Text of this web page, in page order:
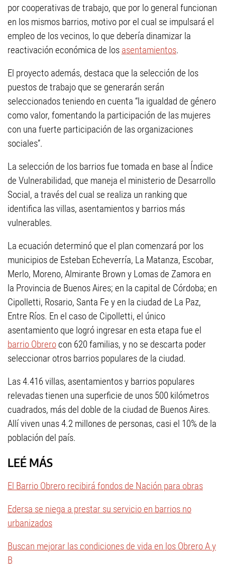
por cooperativas de trabajo, que por lo general funcionan
en los mismos barrios, motivo por el cual se impulsará el
empleo de los vecinos, lo que debería dinamizar la
reactivación económica de los asentamientos.
El proyecto además, destaca que la selección de los
puestos de trabajo que se generarán serán
seleccionados teniendo en cuenta “la igualdad de género
como valor, fomentando la participación de las mujeres
con una fuerte participación de las organizaciones
sociales”.
La selección de los barrios fue tomada en base al Índice
de Vulnerabilidad, que maneja el ministerio de Desarrollo
Social, a través del cual se realiza un ranking que
identifica las villas, asentamientos y barrios más
vulnerables.
La ecuación determinó que el plan comenzará por los
municipios de Esteban Echeverría, La Matanza, Escobar,
Merlo, Moreno, Almirante Brown y Lomas de Zamora en
la Provincia de Buenos Aires; en la capital de Córdoba; en
Cipolletti, Rosario, Santa Fe y en la ciudad de La Paz,
Entre Ríos. En el caso de Cipolletti, el único
asentamiento que logró ingresar en esta etapa fue el
barrio Obrero con 620 familias, y no se descarta poder
seleccionar otros barrios populares de la ciudad.
Las 4.416 villas, asentamientos y barrios populares
relevadas tienen una superficie de unos 500 kilómetros
cuadrados, más del doble de la ciudad de Buenos Aires.
Allí viven unas 4.2 millones de personas, casi el 10% de la
población del país.
LEÉ MÁS
El Barrio Obrero recibirá fondos de Nación para obras
Edersa se niega a prestar su servicio en barrios no
urbanizados
Buscan mejorar las condiciones de vida en los Obrero A y
B